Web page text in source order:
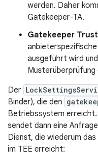
werden. Daher
Gatekeeper-TA.
Gatekeeper
anbieterspezifische
ausgeführt wird
Der
Binder), die den
Betriebssystem
sendet dann eine
Dienst, die wiederum
im TEE erreicht: